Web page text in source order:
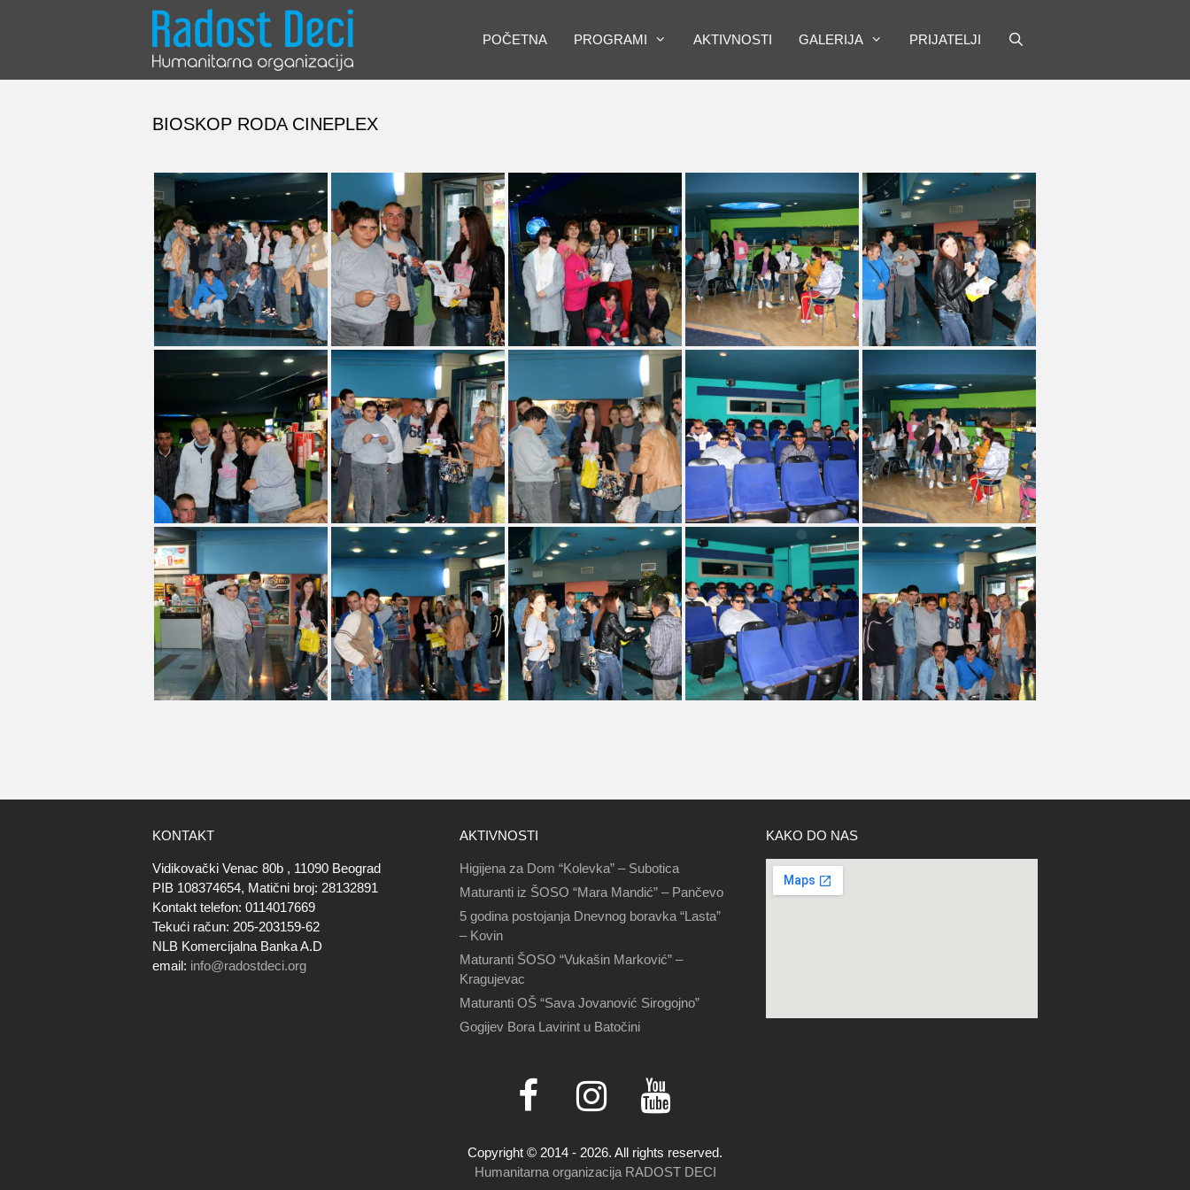
POČETNA PROGRAMI AKTIVNOSTI GALERIJA PRIJATELJI
BIOSKOP RODA CINEPLEX
KONTAKT
Vidikovački Venac 80b , 11090 Beograd
PIB 108374654, Matični broj: 28132891
Kontakt telefon: 0114017669
Tekući račun: 205-203159-62
NLB Komercijalna Banka A.D
email: info@radostdeci.org
AKTIVNOSTI
Higijena za Dom “Kolevka” – Subotica
Maturanti iz ŠOSO “Mara Mandić” – Pančevo
5 godina postojanja Dnevnog boravka “Lasta”
– Kovin
Maturanti ŠOSO “Vukašin Marković” –
Kragujevac
Maturanti OŠ “Sava Jovanović Sirogojno”
Gogijev Bora Lavirint u Batočini
KAKO DO NAS
Copyright © 2014 - 2026. All rights reserved.
Humanitarna organizacija RADOST DECI